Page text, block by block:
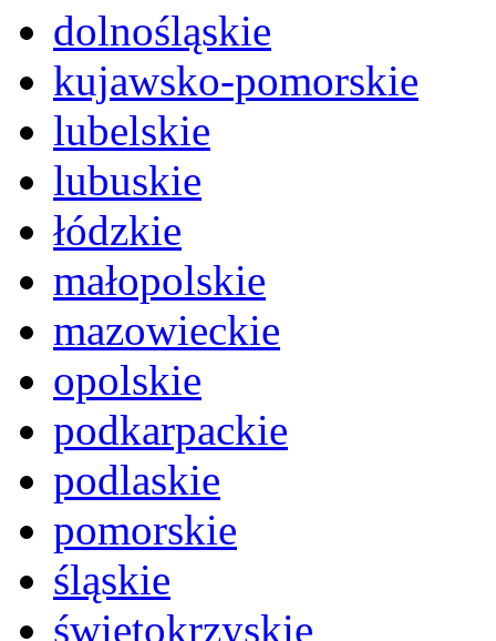
dolnośląskie
kujawsko-pomorskie
lubelskie
lubuskie
łódzkie
małopolskie
mazowieckie
opolskie
podkarpackie
podlaskie
pomorskie
śląskie
świętokrzyskie